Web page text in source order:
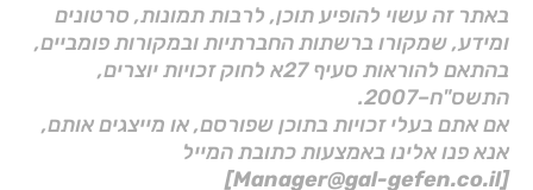
באתר זה עשוי להופיע תוכן, לרבות תמונות, סרטונים
ומידע, שמקורו ברשתות החברתיות ובמקורות פומביים,
בהתאם להוראות סעיף 27א לחוק זכויות יוצרים,
התשס"ח–2007.
אם אתם בעלי זכויות בתוכן שפורסם, או מייצגים אותם,
אנא פנו אלינו באמצעות כתובת המייל
[Manager@gal-gefen.co.il]